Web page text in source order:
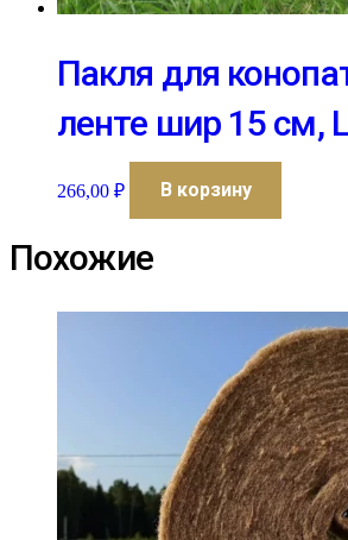
Пакля для
ленте шир 15 см,
266,00 ₽ В корзину
Похожие